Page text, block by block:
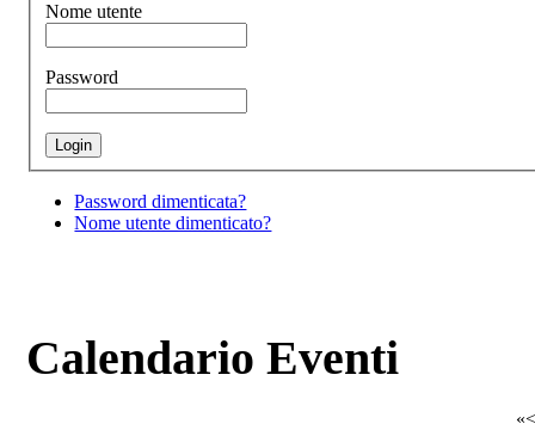
Nome utente
Password
Password dimenticata?
Nome utente dimenticato?
Calendario Eventi
«<